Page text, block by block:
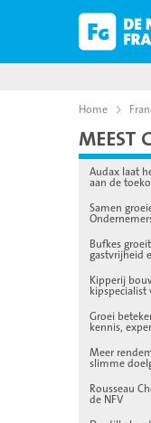
Home
MEEST
Audax laat
aan de
Samen
Bufkes
gastvrijheid
Kipperij
kipspecialist
Groei
kennis,
Meer
slimme
Rousseau
de NFV